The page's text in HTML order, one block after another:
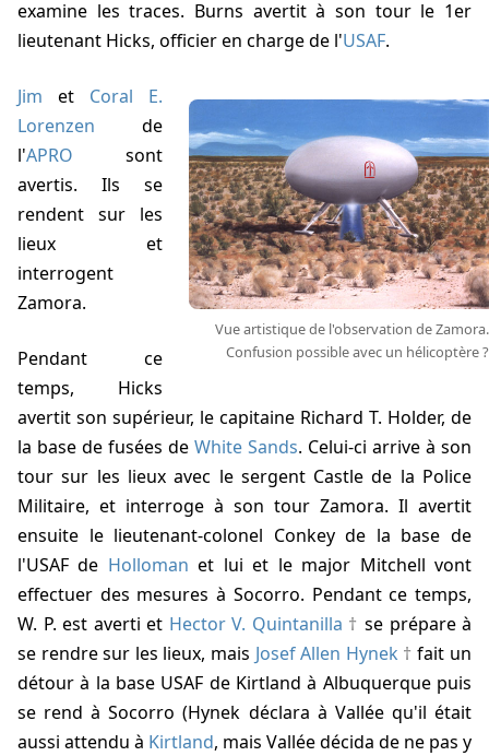
examine les traces. Burns avertit à son tour le 1er
lieutenant Hicks, officier en charge de l'USAF.
Vue artistique de l'observation de Zamora.
Confusion possible avec un hélicoptère ?
Jim et Coral E.
Lorenzen de
l'APRO sont
avertis. Ils se
rendent sur les
lieux et
interrogent
Zamora.
Pendant ce
temps, Hicks
avertit son supérieur, le capitaine Richard T. Holder, de
la base de fusées de White Sands. Celui-ci arrive à son
tour sur les lieux avec le sergent Castle de la Police
Militaire, et interroge à son tour Zamora. Il avertit
ensuite le lieutenant-colonel Conkey de la base de
l'USAF de Holloman et lui et le major Mitchell vont
effectuer des mesures à Socorro. Pendant ce temps,
W. P. est averti et Hector V. Quintanilla
se prépare à
se rendre sur les lieux, mais Josef Allen Hynek
fait un
détour à la base USAF de Kirtland à Albuquerque puis
se rend à Socorro (Hynek déclara à Vallée qu'il était
aussi attendu à Kirtland, mais Vallée décida de ne pas y